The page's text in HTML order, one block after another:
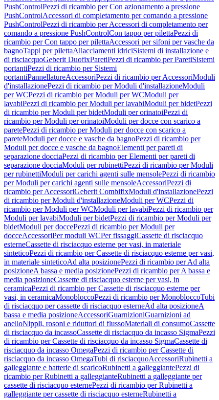
PushControlPezzi di ricambio per Con azionamento a pressione
PushControlAccessori di completamento per comando a pressione
PushControlPezzi di ricambio per Accessori di completamento per
comando a pressione PushControlCon tappo per pilettaPezzi di
ricambio per Con tappo per pilettaAccessori per sifoni per vasche da
bagnoTappi per pilettaAllacciamenti idriciSistemi di installazione e
di risciacquoGeberit DuofixParetiPezzi di ricambio per ParetiSistemi
portantiPezzi di ricambio per Sistemi
portantiPannellatureAccessoriPezzi di ricambio per AccessoriModuli
d'installazionePezzi di ricambio per Moduli d'installazioneModuli
per WCPezzi di ricambio per Moduli per WCModuli per
lavabiPezzi di ricambio per Moduli per lavabiModuli per bidetPezzi
di ricambio per Moduli per bidetModuli per orinatoiPezzi di
ricambio per Moduli per orinatoiModuli per docce con scarico a
paretePezzi di ricambio per Moduli per docce con scarico a
pareteModuli per docce e vasche da bagnoPezzi di ricambio per
Moduli per docce e vasche da bagnoElementi per pareti di
separazione docciaPezzi di ricambio per Elementi per pareti di
separazione docciaModuli per rubinettiPezzi di ricambio per Moduli
per rubinettiModuli per carichi agenti sulle mensolePezzi di ricambio
per Moduli per carichi agenti sulle mensoleAccessoriPezzi di
ricambio per AccessoriGeberit CombifixModuli d'installazionePezzi
di ricambio per Moduli d'installazioneModuli per WCPezzi di
ricambio per Moduli per WCModuli per lavabiPezzi di ricambio per
Moduli per lavabiModuli per bidetPezzi di ricambio per Moduli per
bidetModuli per doccePezzi di ricambio per Moduli per
docceAccessoriPer moduli WCPer fissaggiCassette di risciacquo
esterneCassette di risciacquo esterne per vasi, in materiale
sinteticoPezzi di ricambio per Cassette di risciacquo esterne per vasi,
in materiale sinteticoAd alta posizionePezzi di ricambio per Ad alta
posizioneA bassa e media posizionePezzi di ricambio per A bassa e
media posizioneCassette di risciacquo esterne per vasi, in
ceramicaPezzi di ricambio per Cassette di risciacquo esterne per
vasi, in ceramicaMonobloccoPezzi di ricambio per MonobloccoTubi
di risciacquo per cassette di risciacquo esterneAd alta posizioneA
bassa e media posizioneAccessoriGuarnizioniGuarnizioni ad
anelloNippli, rosoni e riduttori di flussoMateriali di consumoCassette
di risciacquo da incassoCassette di risciacquo da incasso SigmaPezzi
di ricambio per Cassette di risciacquo da incasso SigmaCassette di
risciacquo da incasso OmegaPezzi di ricambio per Cassette di
risciacquo da incasso OmegaTubi di risciacquoAccessoriRubinetti a
galleggiante e batterie di scaricoRubinetti a galleggiantePezzi di
ricambio per Rubinetti a galleggianteRubinetti a galleggiante per
cassette di risciacquo esternePezzi di ricambio per Rubinetti a
galleggiante per cassette di risciacquo esterneRubinetti a